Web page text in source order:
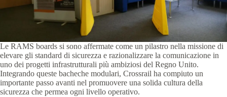
Le RAMS boards si sono affermate come un pilastro nella missione di
elevare gli standard di sicurezza e razionalizzare la comunicazione in
uno dei progetti infrastrutturali più ambiziosi del Regno Unito.
Integrando queste bacheche modulari, Crossrail ha compiuto un
importante passo avanti nel promuovere una solida cultura della
sicurezza che permea ogni livello operativo.